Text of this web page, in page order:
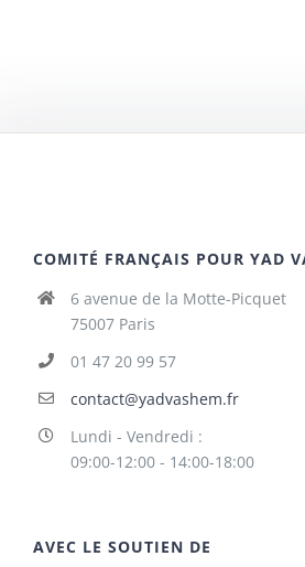
COMITÉ FRANÇAIS POUR YAD
6 avenue de la Motte-Picquet
75007 Paris
01 47 20 99 57
contact@yadvashem.fr
Lundi - Vendredi :
09:00-12:00 - 14:00-18:00
AVEC LE SOUTIEN DE